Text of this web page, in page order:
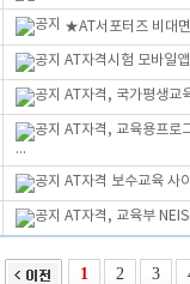
★AT서포터즈 비대
AT자격시험 모바일
AT자격, 국가평생교
AT자격, 교육용프로
...
AT자격 보수교육 사
AT자격, 교육부
1 2 3